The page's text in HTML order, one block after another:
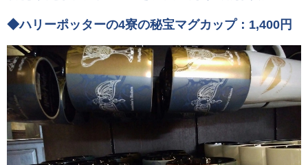
◆ハリーポッターの4寮の秘宝マグカップ：1,400円